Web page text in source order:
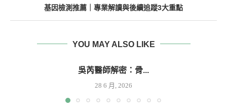
基因檢測推薦｜專業解讀與後續追蹤3大重點
YOU MAY ALSO LIKE
吳芮醫師解密：骨...
28 6 月, 2026